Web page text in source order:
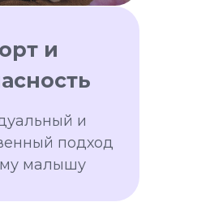
и
подход
малышу
и